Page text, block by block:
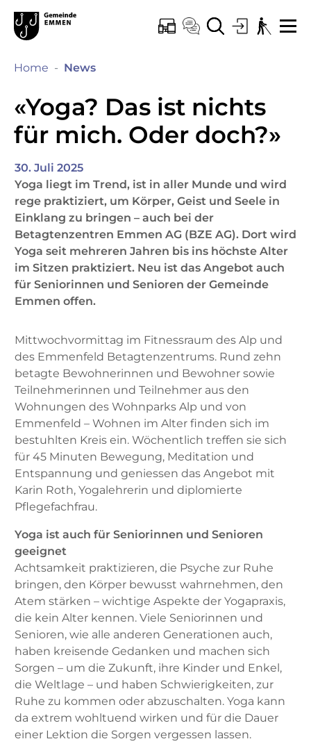
zur Startseite
Direkt zur Hauptnavigation
Direkt zum Inhalt
Direkt zur Suche
Direkt zum Stichwortverzeichnis
KopfzeileEmmen
Hauptnavigation
ONLINE-SCHALTER
KONTAKT
SUCHELOGIN
Hauptinhalt
Home News(ausgewählt)
«Yoga? Das ist nichts
für mich. Oder doch?»
30. Juli 2025
Yoga liegt im Trend, ist in aller Munde und wird
rege praktiziert, um Körper, Geist und Seele in
Einklang zu bringen – auch bei der
Betagtenzentren Emmen AG (BZE AG). Dort wird
Yoga seit mehreren Jahren bis ins höchste Alter
im Sitzen praktiziert. Neu ist das Angebot auch
für Seniorinnen und Senioren der Gemeinde
Emmen offen.
Mittwochvormittag im Fitnessraum des Alp und
des Emmenfeld Betagtenzen­trums. Rund zehn
betagte Bewohnerinnen und Bewohner sowie
Teilnehmerinnen und Teilnehmer aus den
Wohnungen des Wohnparks Alp und von
Emmenfeld – Wohnen im Alter finden sich im
bestuhlten Kreis ein. Wöchentlich treffen sie sich
für 45 Minuten Bewegung, Meditation und
Entspannung und geniessen das Angebot mit
Karin Roth, Yoga­lehrerin und diplomierte
Pflegefachfrau.
Yoga ist auch für Seniorinnen und Senioren
geeignet
Achtsamkeit praktizieren, die Psyche zur Ruhe
bringen, den Körper bewusst wahrnehmen, den
Atem stärken – wichtige Aspekte der Yogapraxis,
die kein Alter kennen. Viele Seniorinnen und
Senioren, wie alle anderen Generationen auch,
haben kreisende Gedanken und machen sich
Sorgen – um die Zukunft, ihre Kinder und Enkel,
die Weltlage – und haben Schwierigkeiten, zur
Ruhe zu kommen oder abzuschalten. Yoga kann
da extrem wohltuend wirken und für die Dauer
einer Lektion die Sorgen vergessen lassen.